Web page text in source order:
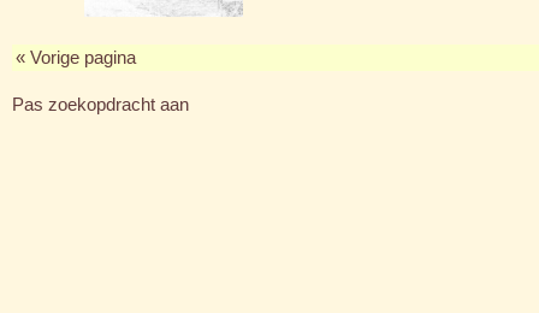
« Vorige pagina
Pas zoekopdracht aan